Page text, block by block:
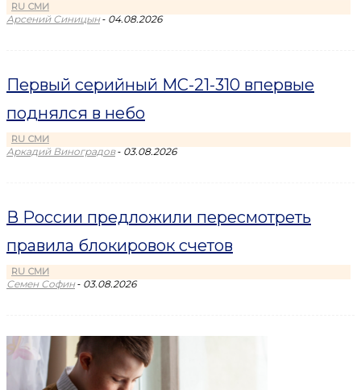
RU СМИ
Арсений Синицын - 04.08.2026
Первый серийный МС-21-310 впервые
поднялся в небо
RU СМИ
Аркадий Виноградов - 03.08.2026
В России предложили пересмотреть
правила блокировок счетов
RU СМИ
Семен Софин - 03.08.2026